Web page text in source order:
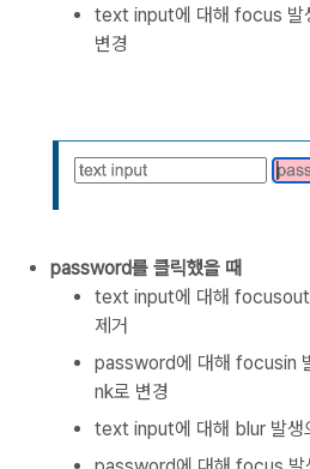
text input에 대해 focus 발
변경
password를 클릭했을 때
text input에 대해
제거
password에 대해 focusin
nk로 변경
text input에 대해 blur 발생